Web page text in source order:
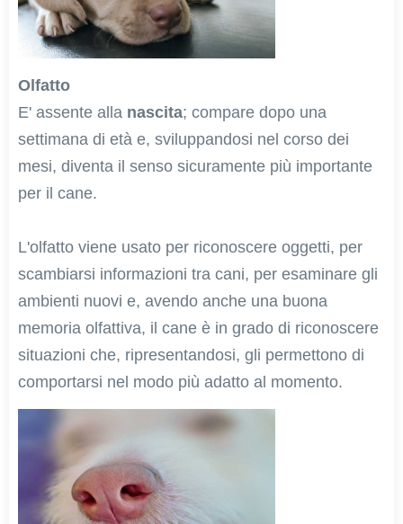
Olfatto
E' assente alla nascita; compare dopo una
settimana di età e, sviluppandosi nel corso dei
mesi, diventa il senso sicuramente più importante
per il cane.
L'olfatto viene usato per riconoscere oggetti, per
scambiarsi informazioni tra cani, per esaminare gli
ambienti nuovi e, avendo anche una buona
memoria olfattiva, il cane è in grado di riconoscere
situazioni che, ripresentandosi, gli permettono di
comportarsi nel modo più adatto al momento.